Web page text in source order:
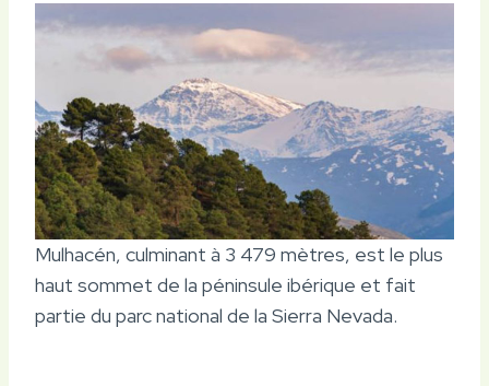
Mulhacén, culminant à 3 479 mètres, est le plus
haut sommet de la péninsule ibérique et fait
partie du parc national de la Sierra Nevada.